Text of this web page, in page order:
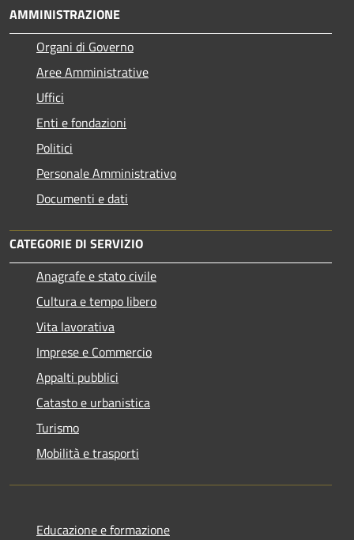
AMMINISTRAZIONE
Organi di Governo
Aree Amministrative
Uffici
Enti e fondazioni
Politici
Personale Amministrativo
Documenti e dati
CATEGORIE DI SERVIZIO
Anagrafe e stato civile
Cultura e tempo libero
Vita lavorativa
Imprese e Commercio
Appalti pubblici
Catasto e urbanistica
Turismo
Mobilità e trasporti
Educazione e formazione